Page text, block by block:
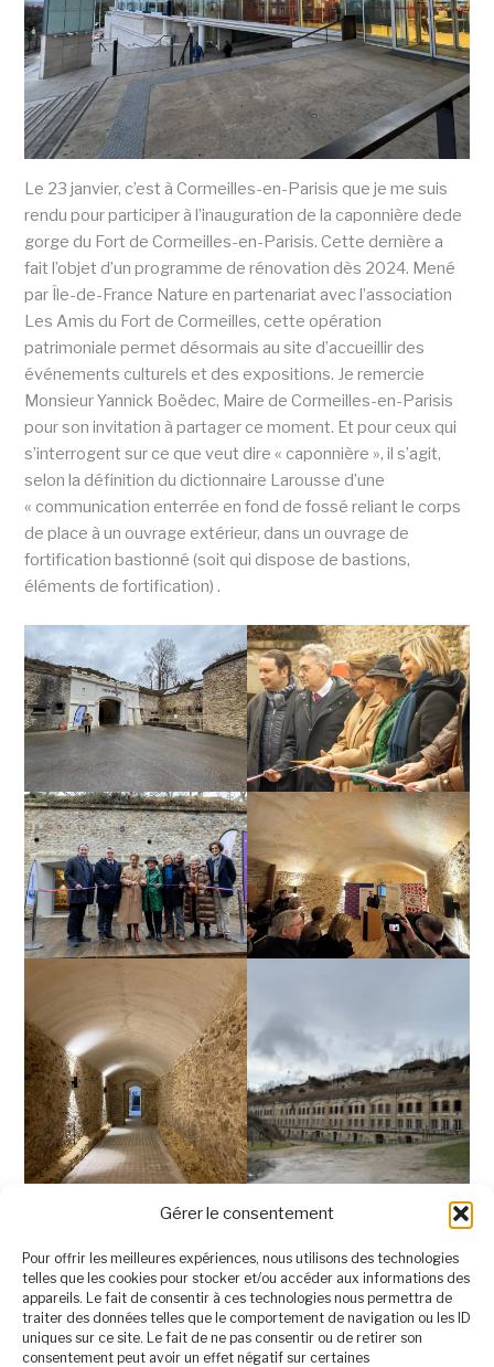
Gérer le consentement
Pour offrir les meilleures expériences, nous utilisons des technologies
telles que les cookies pour stocker et/ou accéder aux informations des
appareils. Le fait de consentir à ces technologies nous permettra de
traiter des données telles que le comportement de navigation ou les ID
uniques sur ce site. Le fait de ne pas consentir ou de retirer son
consentement peut avoir un effet négatif sur certaines
Le 23 janvier, c’est à Cormeilles-en-Parisis que je me suis
rendu pour participer à l’inauguration de la caponnière dede
gorge du Fort de Cormeilles-en-Parisis. Cette dernière a
fait l’objet d’un programme de rénovation dès 2024. Mené
par Île-de-France Nature en partenariat avec l’association
Les Amis du Fort de Cormeilles, cette opération
patrimoniale permet désormais au site d’accueillir des
événements culturels et des expositions. Je remercie
Monsieur Yannick Boëdec, Maire de Cormeilles-en-Parisis
pour son invitation à partager ce moment. Et pour ceux qui
s’interrogent sur ce que veut dire « caponnière », il s’agit,
selon la définition du dictionnaire Larousse d’une
« communication enterrée en fond de fossé reliant le corps
de place à un ouvrage extérieur, dans un ouvrage de
fortification bastionné (soit qui dispose de bastions,
éléments de fortification) .
Et, c’est sincèrement avec nostalgie que j’ai vécu ce
moment, après avoir visité ce lieu emblématique il y a 30
ans ! Pour preuve ces deux photos ! :